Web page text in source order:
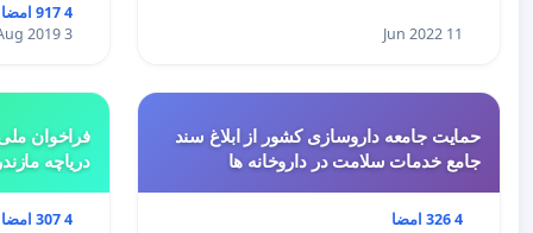
11 Jun 2022
4 917 امضا
3 Aug 2019
حمایت جامعه داروسازی کشور از ابلاغ سند
جامع خدمات سلامت در داروخانه ها
4 326 امضا
فراخوان
دریاچه
4 307 امضا